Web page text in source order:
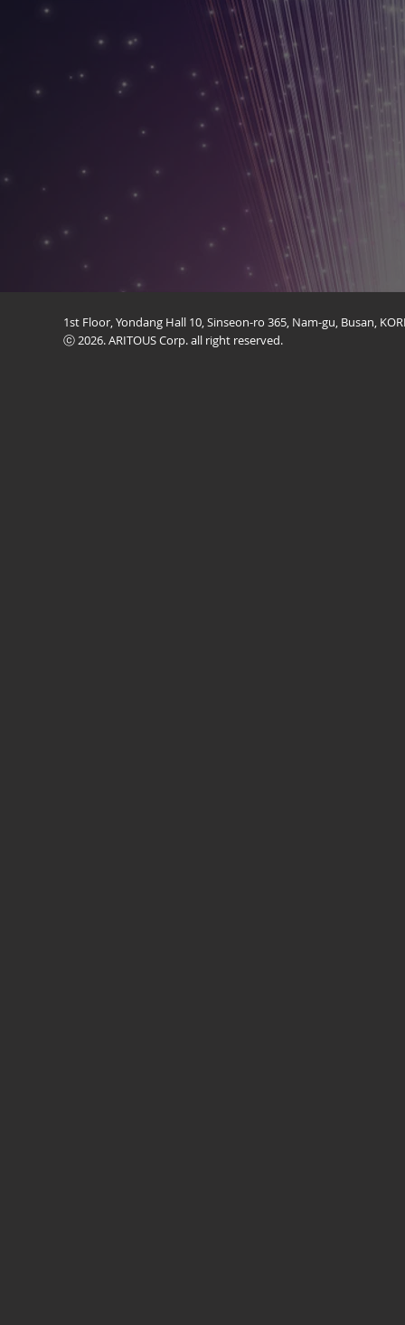
1st Floor, Yondang Hall 10, Sinseon-ro 365, Nam-gu, Busan,
ⓒ 2026. ARITOUS Corp. all right reserved.